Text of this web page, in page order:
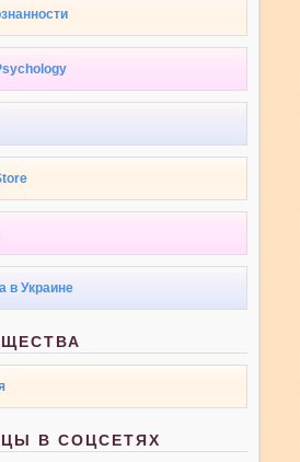
в Украине
В СОЦСЕТЯХ